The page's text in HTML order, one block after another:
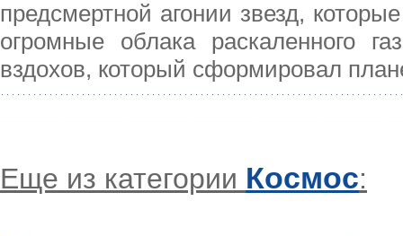
предсмертной агонии звезд,
огромные облака раскаленного
вздохов, который сформировал
Еще из категории Космос: